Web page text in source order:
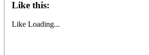
Like this:
Like Loading...